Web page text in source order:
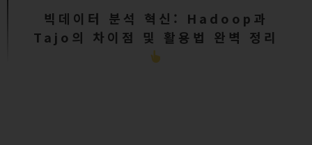
빅데이터 분석 혁신: Hadoop과
Tajo의 차이점 및 활용법 완벽 정리